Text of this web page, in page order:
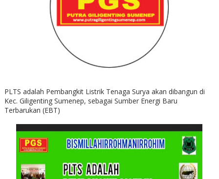
PLTS adalah Pembangkit Listrik Tenaga Surya akan dibangun di
Kec. Giligenting Sumenep, sebagai Sumber Energi Baru
Terbarukan (EBT)